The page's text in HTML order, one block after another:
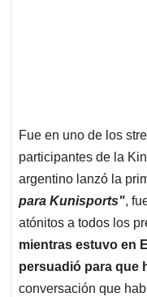
Fue en uno de los
participantes de la
argentino lanzó la
para Kunisports",
atónitos a todos los
mientras estuvo en
persuadió para que
conversación que